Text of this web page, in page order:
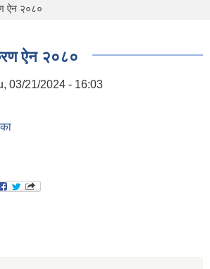
ऐन २०८०
ऐन २०८०
03/21/2024 - 16:03